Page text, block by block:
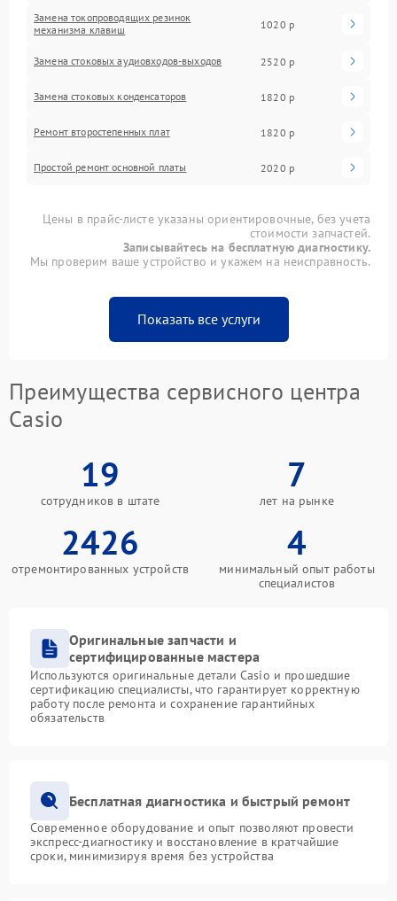
Замена токопроводящих резинок
механизма клавиш
1020 р
Замена стоковых аудиовходов-выходов 2520 р
Замена стоковых конденсаторов 1820 р
Ремонт второстепенных плат 1820 р
Простой ремонт основной платы 2020 р
Цены в прайс-листе указаны ориентировочные, без учета
стоимости запчастей.
Записывайтесь на бесплатную диагностику.
Мы проверим ваше устройство и укажем на неисправность.
Показать все услуги
Преимущества сервисного центра
Casio
19
сотрудников в штате
7
лет на рынке
2426
отремонтированных устройств
4
минимальный опыт работы
специалистов
Оригинальные запчасти и
сертифицированные мастера
Используются оригинальные детали Casio и прошедшие
сертификацию специалисты, что гарантирует корректную
работу после ремонта и сохранение гарантийных
обязательств
Бесплатная диагностика и быстрый ремонт
Современное оборудование и опыт позволяют провести
экспресс-диагностику и восстановление в кратчайшие
сроки, минимизируя время без устройства